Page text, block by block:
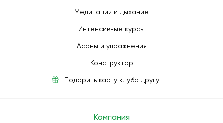
Медитации и дыхание
Интенсивные курсы
Асаны и упражнения
Конструктор
Подарить карту клуба другу
Компания